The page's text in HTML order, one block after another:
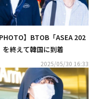
PHOTO】BTOB「ASEA 202
を終えて韓国に到着
2025/05/30 16:33